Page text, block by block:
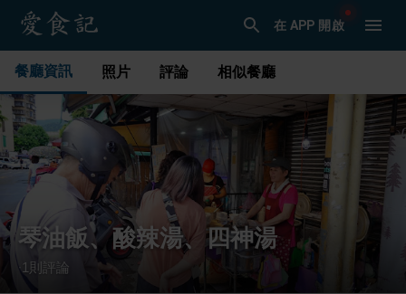
在 APP 開啟
餐廳資訊 照片 評論 相似餐廳
琴油飯、酸辣湯、四神湯
· 1 則評論